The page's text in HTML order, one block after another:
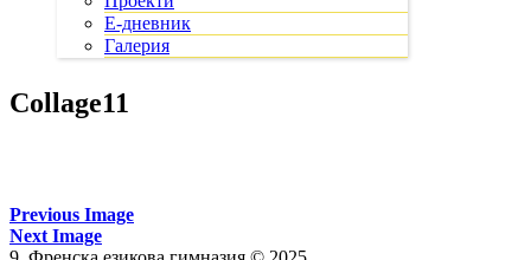
Е-дневник
Галерия
Collage11
Previous Image
Next Image